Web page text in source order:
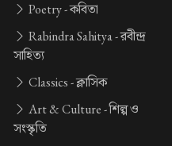
Poetry -কবিতা
Rabindra Sahitya -রবীন্দ্র
সাহিত্য
Classics -ক্লাসিক
Art & Culture -শিল্প ও
সংস্কৃতি